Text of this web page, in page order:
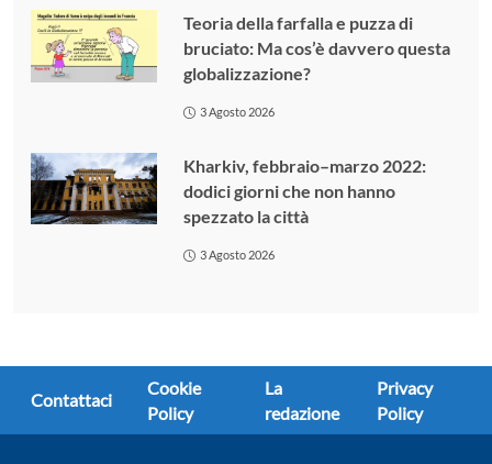
Teoria della farfalla e puzza di
bruciato: Ma cos’è davvero questa
globalizzazione?
3 Agosto 2026
Kharkiv, febbraio–marzo 2022:
dodici giorni che non hanno
spezzato la città
3 Agosto 2026
Contattaci
Cookie
Policy
La
redazione
Privacy
Policy